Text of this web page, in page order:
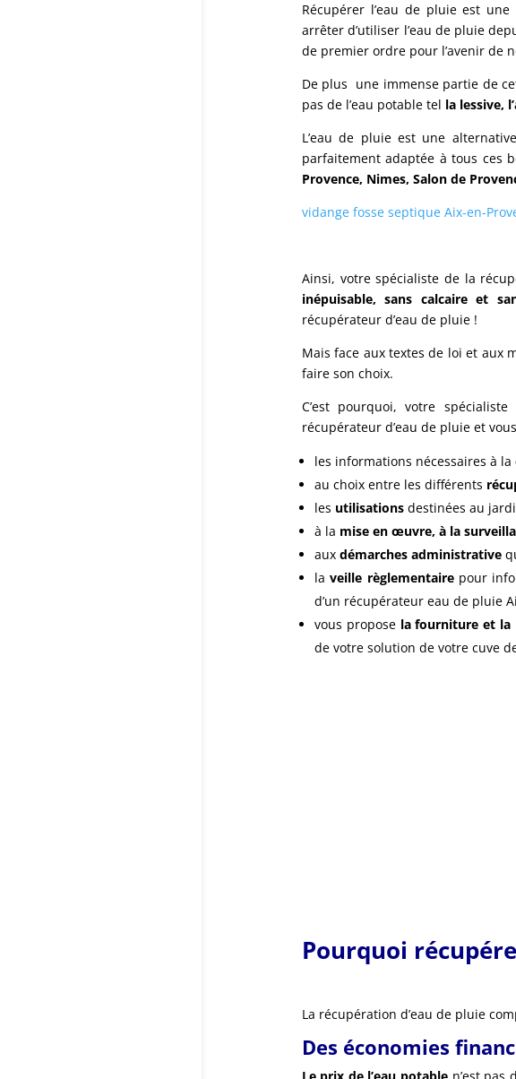
Récupérer l’eau de pluie est
arrêter d’utiliser l’eau de pluie
de premier ordre pour l’avenir de
De plus une immense partie de
pas de l’eau potable tel la lessive,
L’eau de pluie est une
parfaitement adaptée à tous ces
Provence, Nimes, Salon de
vidange fosse septique Aix-en-
Ainsi, votre spécialiste de la
inépuisable, sans calcaire et
récupérateur d’eau de pluie !
Mais face aux textes de loi et aux
faire son choix.
C’est pourquoi, votre
récupérateur d’eau de pluie et
les informations nécessaires à la
au choix entre les différents
les utilisationsdestinées au
à la mise en œuvre, à la
aux démarches administrative
laveille règlementairepour
d’un récupérateur eau de pluie
vous propose la fourniture et la
de votre solution de votre cuve
Pourquoi
La récupération d’eau de pluie
Des économies